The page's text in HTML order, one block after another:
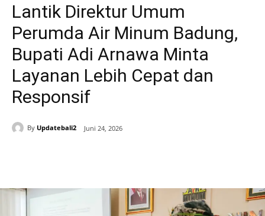
Lantik Direktur Umum
Perumda Air Minum Badung,
Bupati Adi Arnawa Minta
Layanan Lebih Cepat dan
Responsif
By Updatebali2 Juni 24, 2026